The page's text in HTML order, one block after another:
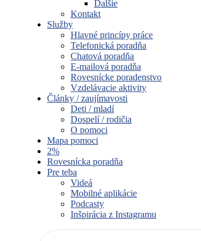
Ďalšie
Kontakt
Služby
Hlavné princípy práce
Telefonická poradňa
Chatová poradňa
E-mailová poradňa
Rovesnícke poradenstvo
Vzdelávacie aktivity
Články / zaujímavosti
Deti / mladí
Dospelí / rodičia
O pomoci
Mapa pomoci
2%
Rovesnícka poradňa
Pre teba
Videá
Mobilné aplikácie
Podcasty
Inšpirácia z Instagramu